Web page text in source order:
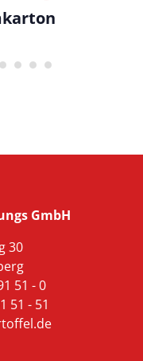
GmbH
30
51 - 0
51 - 51